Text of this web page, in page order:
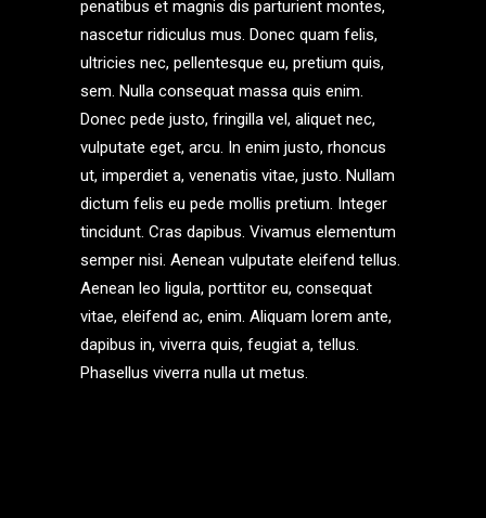
penatibus et magnis dis parturient montes,
nascetur ridiculus mus. Donec quam felis,
ultricies nec, pellentesque eu, pretium quis,
sem. Nulla consequat massa quis enim.
Donec pede justo, fringilla vel, aliquet nec,
vulputate eget, arcu. In enim justo, rhoncus
ut, imperdiet a, venenatis vitae, justo. Nullam
dictum felis eu pede mollis pretium. Integer
tincidunt. Cras dapibus. Vivamus elementum
semper nisi. Aenean vulputate eleifend tellus.
Aenean leo ligula, porttitor eu, consequat
vitae, eleifend ac, enim. Aliquam lorem ante,
dapibus in, viverra quis, feugiat a, tellus.
Phasellus viverra nulla ut metus.